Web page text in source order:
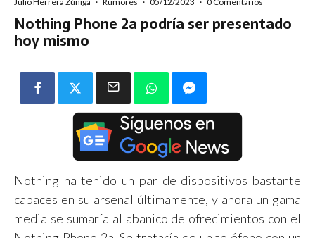
Nothing Phone 2a podría ser presentado
hoy mismo
Nothing ha tenido un par de dispositivos bastante
capaces en su arsenal últimamente, y ahora un gama
media se sumaría al abanico de ofrecimientos con el